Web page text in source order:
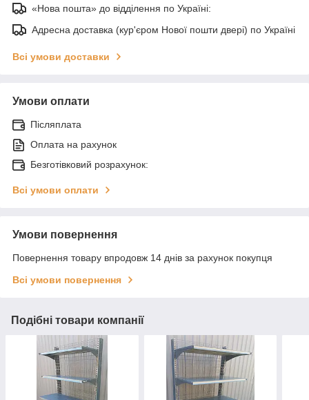
«Нова пошта» до відділення по Україні:
Адресна доставка (кур'єром Нової пошти двері) по Україні
Всі умови доставки
Умови оплати
Післяплата
Оплата на рахунок
Безготівковий розрахунок:
Всі умови оплати
Умови повернення
Повернення товару впродовж 14 днів за рахунок покупця
Всі умови повернення
Подібні товари компанії